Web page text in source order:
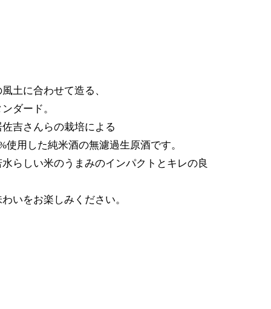
土に合わせて造る、
ダード。
吉さんらの栽培による
使用した純米酒の無濾過生原酒です。
らしい米のうまみのインパクトとキレの良
いをお楽しみください。